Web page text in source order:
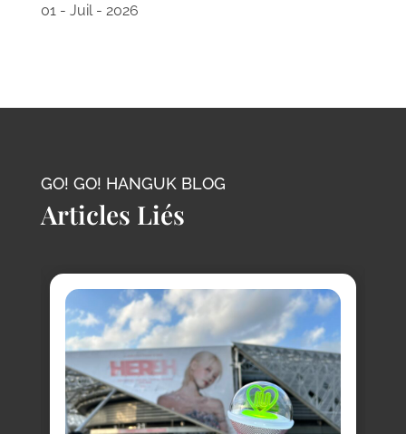
01 - Juil - 2026
GO! GO! HANGUK BLOG
Articles Liés